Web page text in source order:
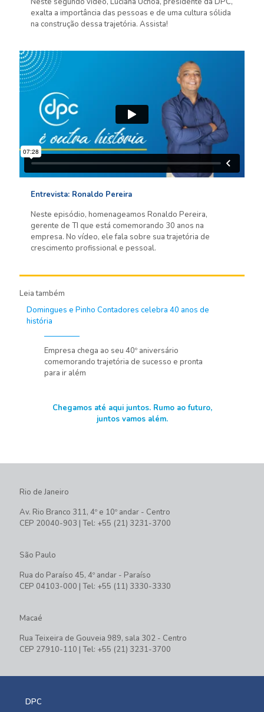
exalta a importância das pessoas e de uma cultura sólida
na construção dessa trajetória. Assista!
Entrevista: Ronaldo Pereira
Neste episódio, homenageamos Ronaldo Pereira,
gerente de TI que está comemorando 30 anos na
empresa. No vídeo, ele fala sobre sua trajetória de
crescimento profissional e pessoal.
Leia também
Domingues e Pinho Contadores celebra 40 anos de
história
Empresa chega ao seu 40º aniversário
comemorando trajetória de sucesso e pronta
para ir além
Chegamos até aqui juntos. Rumo ao futuro,
juntos vamos além.
Rio de Janeiro
Av. Rio Branco 311, 4º e 10º andar - Centro
CEP 20040-903 | Tel: +55 (21) 3231-3700
São Paulo
Rua do Paraíso 45, 4º andar - Paraíso
CEP 04103-000 | Tel: +55 (11) 3330-3330
Macaé
Rua Teixeira de Gouveia 989, sala 302 - Centro
CEP 27910-110 | Tel: +55 (21) 3231-3700
DPC